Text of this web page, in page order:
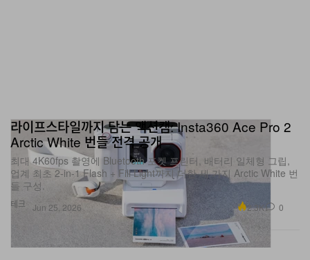
테크
라이프스타일까지 담는 액션캠: Insta360 Ace Pro 2
Arctic White 번들 전격 공개
최대 4K60fps 촬영에 Bluetooth 포켓 프린터, 배터리 일체형 그립,
업계 최초 2-in-1 Flash + Fill Light까지 더한 세 가지 Arctic White 번
들 구성.
Jun 25, 2026 2.3K 0